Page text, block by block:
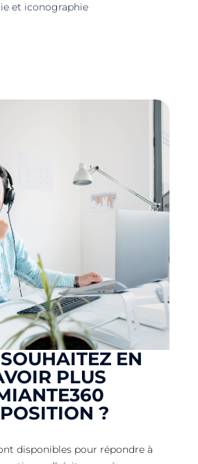
et iconographie
EN
PLUS
?
disponibles pour répondre à